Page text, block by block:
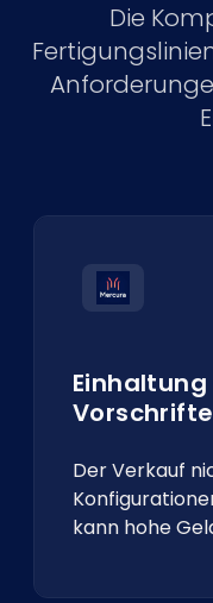
Die
Der Verkauf
kann hohe